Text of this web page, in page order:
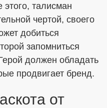
талисман
чертой, своего
добиться
запомниться
должен обладать
продвигает бренд.
от